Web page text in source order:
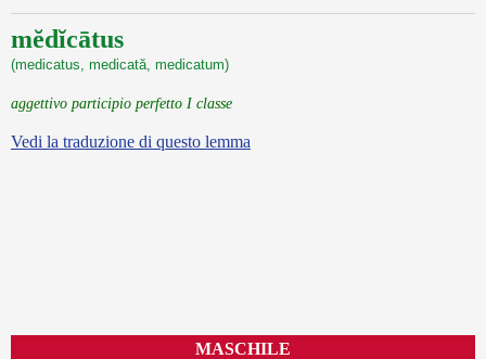
mĕdĭcātus
(medicatus, medicată, medicatum)
aggettivo participio perfetto I classe
Vedi la traduzione di questo lemma
MASCHILE